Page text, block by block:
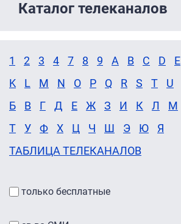
Каталог телеканалов
1 2 3 4 7 8 9 A B C D E
K
L M N O P Q R S T U
Б
В Г Д Е Ж З И К Л М
Т
У Ф Х Ц Ч Ш Э Ю
Я
ТАБЛИЦА ТЕЛЕКАНАЛОВ
только бесплатные